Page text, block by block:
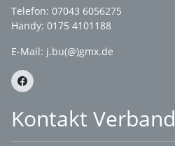
Telefon: 07043 6056275
Handy: 0175 4101188
E-Mail: j.bu(@)gmx.de
Kontakt Verband